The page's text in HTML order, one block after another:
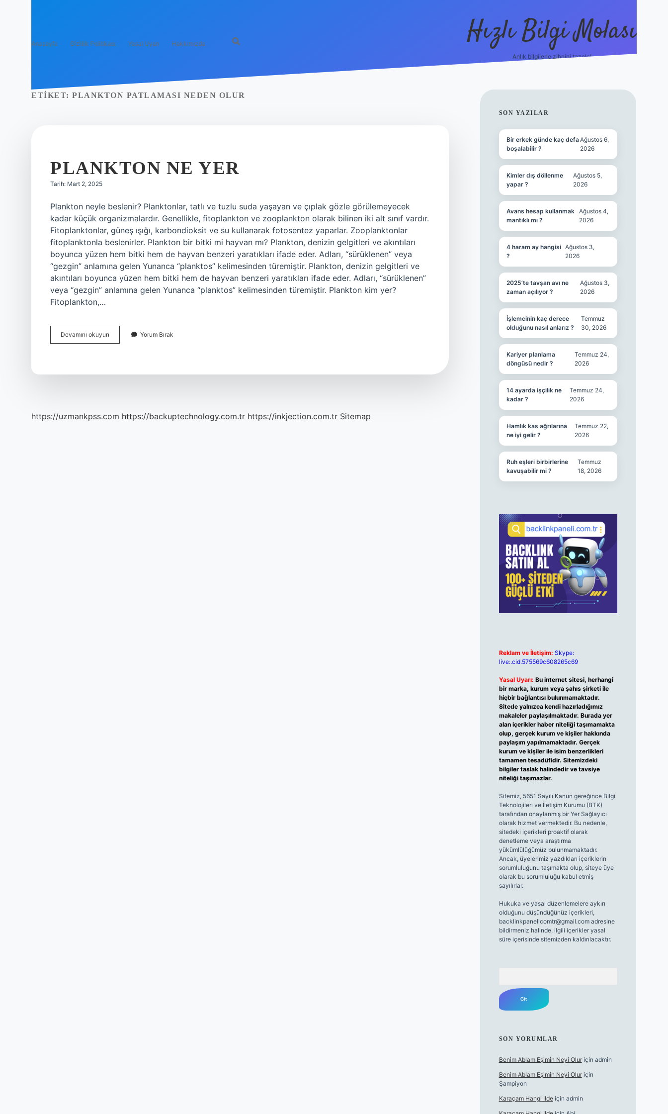
Anasayfa Gizlilik Politikası Yasal Uyarı Hakkımızda Hızlı Bilgi Molası
Anlık bilgilerle zihnini tazele!
ETIKET: PLANKTON PATLAMASI NEDEN OLUR
PLANKTON NE YER
Tarih: Mart 2, 2025
Plankton neyle beslenir? Planktonlar, tatlı ve tuzlu suda yaşayan ve çıplak gözle görülemeyecek
kadar küçük organizmalardır. Genellikle, fitoplankton ve zooplankton olarak bilinen iki alt sınıf vardır.
Fitoplanktonlar, güneş ışığı, karbondioksit ve su kullanarak fotosentez yaparlar. Zooplanktonlar
fitoplanktonla beslenirler. Plankton bir bitki mi hayvan mı? Plankton, denizin gelgitleri ve akıntıları
boyunca yüzen hem bitki hem de hayvan benzeri yaratıkları ifade eder. Adları, “sürüklenen” veya
“gezgin” anlamına gelen Yunanca “planktos” kelimesinden türemiştir. Plankton, denizin gelgitleri ve
akıntıları boyunca yüzen hem bitki hem de hayvan benzeri yaratıkları ifade eder. Adları, “sürüklenen”
veya “gezgin” anlamına gelen Yunanca “planktos” kelimesinden türemiştir. Plankton kim yer?
Fitoplankton,…
Devamını okuyun Plankton
Ne
Yorum Bırak
https://uzmankpss.com https://backuptechnology.com.tr https://inkjection.com.tr Sitemap
SIDEBAR
SON YAZILAR
Bir erkek günde kaç defa
boşalabilir ?
Ağustos 6,
2026
Kimler dış döllenme
yapar ?
Ağustos 5,
2026
Avans hesap kullanmak
mantıklı mı ?
Ağustos 4,
2026
4 haram ay hangisi
?
Ağustos 3,
2026
2025’te tavşan avı ne
zaman açılıyor ?
Ağustos 3,
2026
İşlemcinin kaç derece
olduğunu nasıl anlarız ?
Temmuz
30, 2026
Kariyer planlama
döngüsü nedir ?
Temmuz 24,
2026
14 ayarda işçilik ne
kadar ?
Temmuz 24,
2026
Hamlık kas ağrılarına
ne iyi gelir ?
Temmuz 22,
2026
Ruh eşleri birbirlerine
kavuşabilir mi ?
Temmuz
18, 2026
Reklam ve İletişim: Skype:
live:.cid.575569c608265c69
Yasal Uyarı: Bu internet sitesi, herhangi
bir marka, kurum veya şahıs şirketi ile
hiçbir bağlantısı bulunmamaktadır.
Sitede yalnızca kendi hazırladığımız
makaleler paylaşılmaktadır. Burada yer
alan içerikler haber niteliği taşımamakta
olup, gerçek kurum ve kişiler hakkında
paylaşım yapılmamaktadır. Gerçek
kurum ve kişiler ile isim benzerlikleri
tamamen tesadüfidir. Sitemizdeki
bilgiler taslak halindedir ve tavsiye
niteliği taşımazlar.
Sitemiz, 5651 Sayılı Kanun gereğince Bilgi
Teknolojileri ve İletişim Kurumu (BTK)
tarafından onaylanmış bir Yer Sağlayıcı
olarak hizmet vermektedir. Bu nedenle,
sitedeki içerikleri proaktif olarak
denetleme veya araştırma
yükümlülüğümüz bulunmamaktadır.
Ancak, üyelerimiz yazdıkları içeriklerin
sorumluluğunu taşımakta olup, siteye üye
olarak bu sorumluluğu kabul etmiş
sayılırlar.
Hukuka ve yasal düzenlemelere aykırı
olduğunu düşündüğünüz içerikleri,
backlinkpanelicomtr@gmail.comadresine
bildirmeniz halinde, ilgili içerikler yasal
süre içerisinde sitemizden kaldırılacaktır.
SON YORUMLAR
Benim Ablam Eşimin Neyi Oluriçin admin
Benim Ablam Eşimin Neyi Oluriçin
Şampiyon
Karaçam Hangi Ildeiçin admin
ilbet mobil giriş